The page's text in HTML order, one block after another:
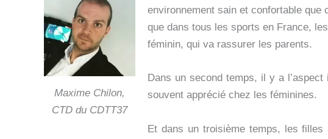
Maxime Chilon,
CTD du CDTT37
environnement sain et confortable que
que dans tous les sports en France,
féminin, qui va rassurer les parents.
Dans un second temps, il y a
souvent apprécié chez les féminines.
Et dans un troisième temps, les filles